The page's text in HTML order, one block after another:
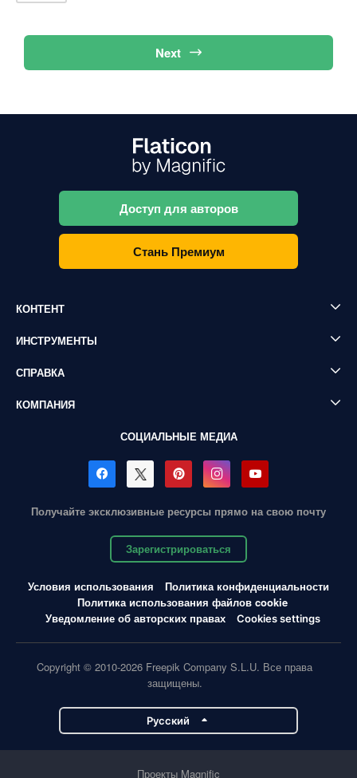
Next
Доступ для авторов
Стань Премиум
КОНТЕНТ
ИНСТРУМЕНТЫ
СПРАВКА
КОМПАНИЯ
СОЦИАЛЬНЫЕ МЕДИА
Получайте эксклюзивные ресурсы прямо на свою почту
Зарегистрироваться
Условия использования
Политика конфиденциальности
Политика использования файлов cookie
Уведомление об авторских правах
Cookies settings
Copyright © 2010-2026 Freepik Company S.L.U. Все права
защищены.
Pусский
Проекты Magnific